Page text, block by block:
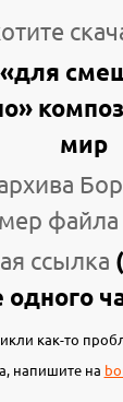
мир
ссылка
одного
как-то
напишите на